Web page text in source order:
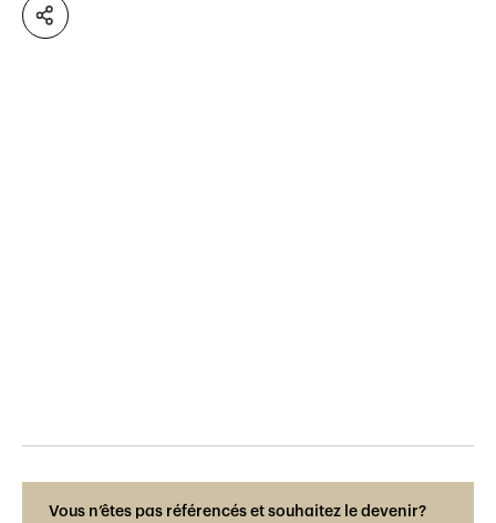
Vous n’êtes pas référencés et souhaitez le devenir?